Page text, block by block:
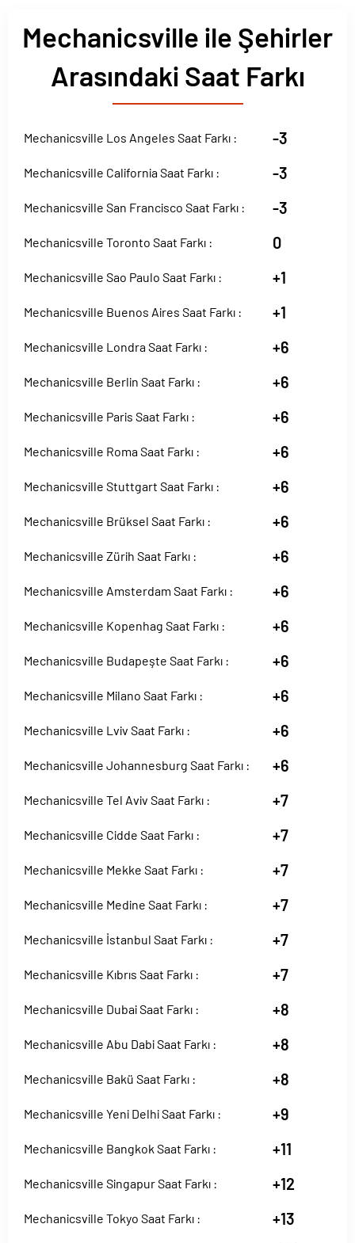
Mechanicsville ile Şehirler
Arasındaki Saat Farkı
Mechanicsville Los Angeles Saat Farkı : -3
Mechanicsville California Saat Farkı : -3
Mechanicsville San Francisco Saat Farkı : -3
Mechanicsville Toronto Saat Farkı : 0
Mechanicsville Sao Paulo Saat Farkı : +1
Mechanicsville Buenos Aires Saat Farkı : +1
Mechanicsville Londra Saat Farkı : +6
Mechanicsville Berlin Saat Farkı : +6
Mechanicsville Paris Saat Farkı : +6
Mechanicsville Roma Saat Farkı : +6
Mechanicsville Stuttgart Saat Farkı : +6
Mechanicsville Brüksel Saat Farkı : +6
Mechanicsville Zürih Saat Farkı : +6
Mechanicsville Amsterdam Saat Farkı : +6
Mechanicsville Kopenhag Saat Farkı : +6
Mechanicsville Budapeşte Saat Farkı : +6
Mechanicsville Milano Saat Farkı : +6
Mechanicsville Lviv Saat Farkı : +6
Mechanicsville Johannesburg Saat Farkı : +6
Mechanicsville Tel Aviv Saat Farkı : +7
Mechanicsville Cidde Saat Farkı : +7
Mechanicsville Mekke Saat Farkı : +7
Mechanicsville Medine Saat Farkı : +7
Mechanicsville İstanbul Saat Farkı : +7
Mechanicsville Kıbrıs Saat Farkı : +7
Mechanicsville Dubai Saat Farkı : +8
Mechanicsville Abu Dabi Saat Farkı : +8
Mechanicsville Bakü Saat Farkı : +8
Mechanicsville Yeni Delhi Saat Farkı : +9
Mechanicsville Bangkok Saat Farkı : +11
Mechanicsville Singapur Saat Farkı : +12
Mechanicsville Tokyo Saat Farkı : +13